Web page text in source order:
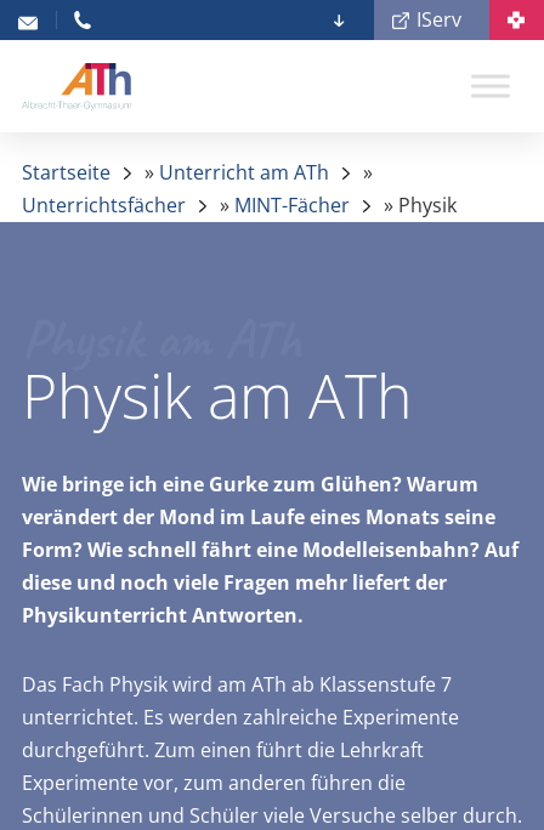
IServ
Startseite » Unterricht am ATh
»
Unterrichtsfächer
» MINT-Fächer » Physik
Physik am ATh
Wie bringe ich eine Gurke zum Glühen? Warum
verändert der Mond im Laufe eines Monats seine
Form? Wie schnell fährt eine Modelleisenbahn? Auf
diese und noch viele Fragen mehr liefert der
Physikunterricht Antworten.
Das Fach Physik wird am ATh ab Klassenstufe 7
unterrichtet. Es werden zahlreiche Experimente
durchgeführt. Zum einen führt die Lehrkraft
Experimente vor, zum anderen führen die
Schülerinnen und Schüler viele Versuche selber durch.